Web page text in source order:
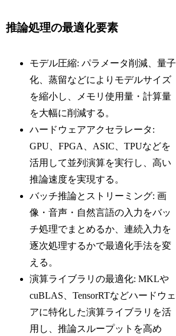
推論処理の最適化要素
モデル圧縮: パラメータ削減、量子
化、蒸留などによりモデルサイズ
を縮小し、メモリ使用量・計算量
を大幅に削減する。
ハードウェアアクセラレータ:
GPU、FPGA、ASIC、TPUなどを
活用して並列演算を実行し、高い
推論速度を実現する。
バッチ推論とストリーミング: 画
像・音声・自然言語の入力をバッ
チ処理でまとめるか、連続入力を
逐次処理するかで最適化手法を変
える。
演算ライブラリの最適化: MKLや
cuBLAS、TensorRTなどハードウェ
アに特化した演算ライブラリを活
用し、推論スループットを高め